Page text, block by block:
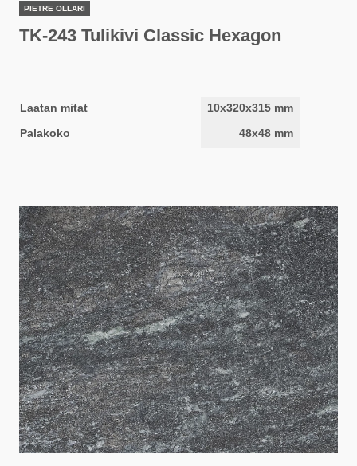
PIETRE OLLARI
TK-243 Tulikivi Classic Hexagon
Laatan mitat
10x320x315 mm
Palakoko
48x48 mm